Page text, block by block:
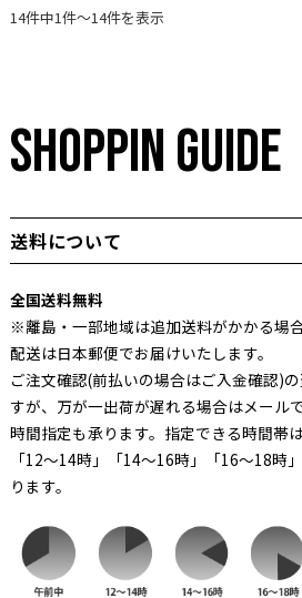
14件中1件～14件を表示
SHOPPIN GUIDE
送料について
全国送料無料
※離島・一部地域は追加送料がかかる場合
配送は日本郵便でお届けいたします。
ご注文確認(前払いの場合はご入金確認)
すが、万が一出荷が遅れる場合はメール
時間指定も承ります。指定できる時間帯
「12～14時」「14～16時」「16～18時
ります。